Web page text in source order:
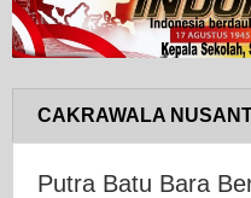
CAKRAWALA
Putra Batu Bara